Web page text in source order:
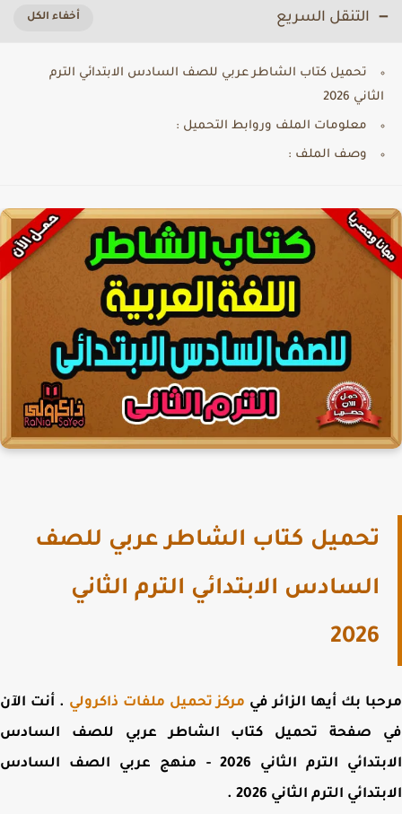
التنقل السريع
تحميل كتاب الشاطر عربي للصف السادس الابتدائي الترم
الثاني 2026
معلومات الملف وروابط التحميل :
وصف الملف :
تحميل كتاب الشاطر عربي للصف
السادس الابتدائي الترم الثاني
2026
بك أيها الزائر فيمركز تحميل ملفات ذاكرولي. أنت الآن
صفحةتحميل كتاب الشاطر عربي للصف السادس
الابتدائي الترم الثاني 2026 - منهج عربي الصف السادس
الترم الثاني 2026
.